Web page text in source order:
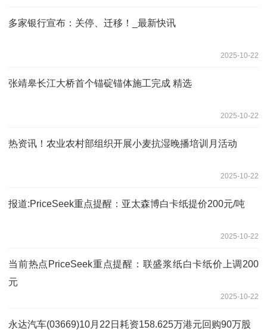
多家银行宣布：关停、迁移！_最新快讯
2025-10-22
张靖皋长江大桥首个锚碇锚体施工完成 精选
2025-10-22
热资讯！农业农村部组织开展小麦抗湿晚播培训月活动
2025-10-22
报道:PriceSeek重点提醒：亚太森博白卡纸提价200元/吨
2025-10-22
当前热点PriceSeek重点提醒：联盛浆纸白卡纸价上调200
元
2025-10-22
永达汽车(03669)10月22日耗资158.625万港元回购90万股